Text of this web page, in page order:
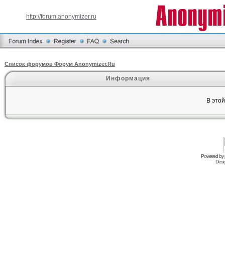
http://forum.anonymizer.ru
Список форумов Форум Anonymizer.Ru
Информация
В
Powered by